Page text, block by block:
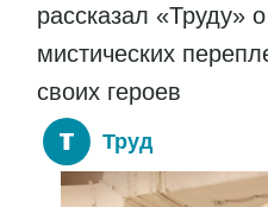
рассказал «Труду»
мистических
своих героев
Труд